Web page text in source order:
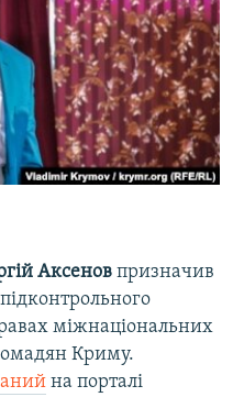
Аксенов призначив
міжнаціональних
Криму.
на порталі